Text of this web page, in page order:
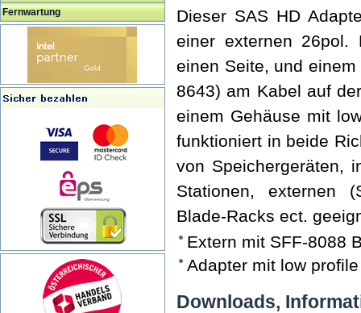
Fernwartung
Dieser SAS HD
einer externen 26pol.
einen Seite, und
8643) am Kabel auf
einem Gehäuse mit
funktioniert in beide
von Speichergeräten,
Stationen, externen
Blade-Racks ect.
Extern mit SFF-8088
Adapter mit low
Downloads,